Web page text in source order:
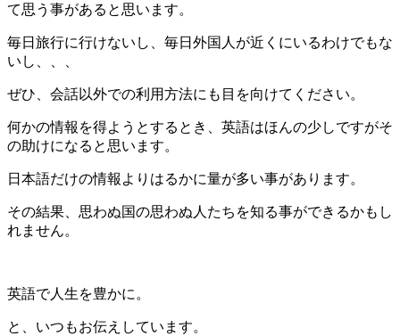
て思う事があると思います。
毎日旅行に行けないし、毎日外国人が近くにいるわけでもな
いし、、、
ぜひ、会話以外での利用方法にも目を向けてください。
何かの情報を得ようとするとき、英語はほんの少しですがそ
の助けになると思います。
日本語だけの情報よりはるかに量が多い事があります。
その結果、思わぬ国の思わぬ人たちを知る事ができるかもし
れません。
英語で人生を豊かに。
と、いつもお伝えしています。